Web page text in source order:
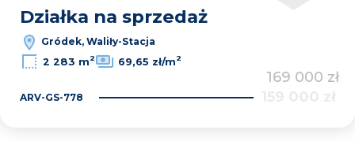
Działka na sprzedaż
Gródek, Waliły-Stacja
2 283 m2 69,65 zł/m2
169 000 zł
ARV-GS-778